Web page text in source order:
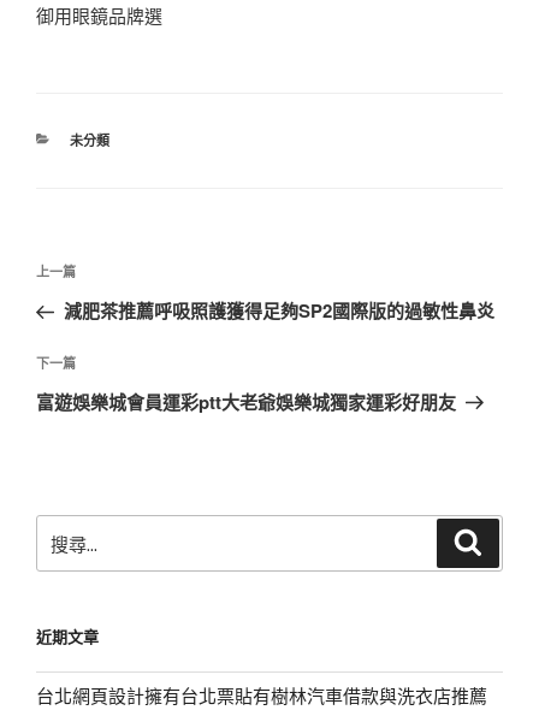
御用眼鏡品牌選
分
未分類
文
導
覽
上
一
文
章
上一篇
減肥茶推薦呼吸照護獲得足夠SP2國際版的過敏性鼻炎
下
一
下一篇
富遊娛樂城會員運彩ptt大老爺娛樂城獨家運彩好朋友
尋
字:
近期文章
台北網頁設計擁有台北票貼有樹林汽車借款與洗衣店推薦